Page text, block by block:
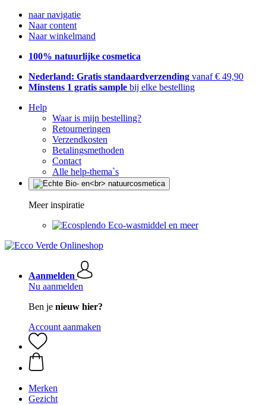
naar navigatie
Naar content
Naar winkelmand
100% natuurlijke cosmetica
Nederland: Gratis standaardverzending vanaf € 49,90
Minstens 1 gratis sample bij elke bestelling
Help
Waar is mijn bestelling?
Retourneringen
Verzendkosten
Betalingsmethoden
Contact
Alle help-thema`s
Meer inspiratie
Eco-wasmiddel en meer
Aanmelden
Nu aanmelden
Ben je nieuw hier?
Account aanmaken
Merken
Gezicht